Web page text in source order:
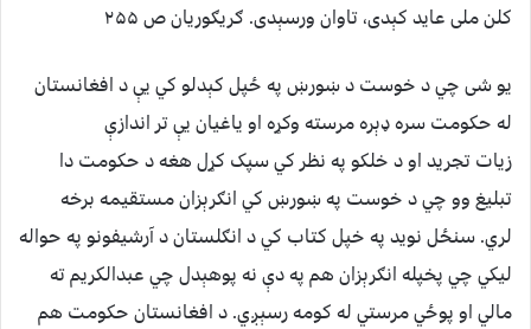
کلن ملی عاید کېدی، تاوان ورسېدی. ګریګوریان ص ۲۵۵
یو شی چي د خوست د ښورښ په ځپل کېدلو کي یې د افغانستان
له حکومت سره ډېره مرسته وکړه او یاغیان یې تر اندازې
زیات تجرید او د خلکو په نظر کي سپک کړل هغه د حکومت دا
تبلیغ وو چي د خوست په ښورښ کي انګرېزان مستقیمه برخه
لري. سنځل نوید په خپل کتاب کي د انګلستان د آرشیفونو په حواله
لیکي چي پخپله انګرېزان هم په دې نه پوهېدل چي عبدالکریم ته
مالي او پوځي مرستي له کومه رسېږي. د افغانستان حکومت هم